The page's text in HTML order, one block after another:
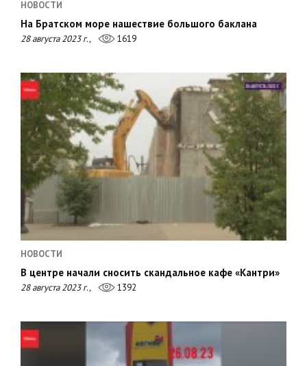
НОВОСТИ
На Братском море нашествие большого баклана
28 августа 2023 г., 1619
НОВОСТИ
В центре начали сносить скандальное кафе «Кантри»
28 августа 2023 г., 1392